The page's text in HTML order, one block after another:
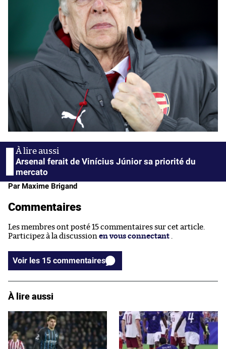
Arsenal ferait de Vinícius Júnior sa priorité du
mercato
Par Maxime Brigand
Commentaires
Les membres ont posté 15 commentaires sur cet article.
Participez à la discussion en vous connectant
Voir les 15 commentaires
À lire aussi